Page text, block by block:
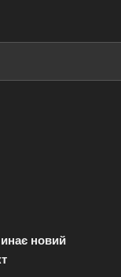
новий